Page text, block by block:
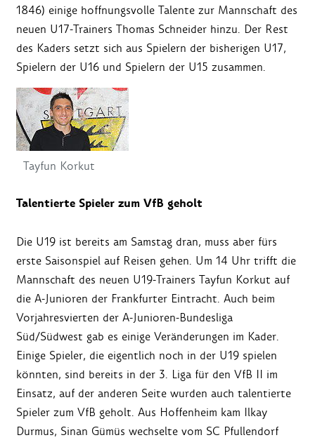
1846) einige hoffnungsvolle Talente zur Mannschaft des
neuen U17-Trainers Thomas Schneider hinzu. Der Rest
des Kaders setzt sich aus Spielern der bisherigen U17,
Spielern der U16 und Spielern der U15 zusammen.
Tayfun Korkut
Talentierte Spieler zum VfB geholt
Die U19 ist bereits am Samstag dran, muss aber fürs
erste Saisonspiel auf Reisen gehen. Um 14 Uhr trifft die
Mannschaft des neuen U19-Trainers Tayfun Korkut auf
die A-Junioren der Frankfurter Eintracht. Auch beim
Vorjahresvierten der A-Junioren-Bundesliga
Süd/Südwest gab es einige Veränderungen im Kader.
Einige Spieler, die eigentlich noch in der U19 spielen
könnten, sind bereits in der 3. Liga für den VfB II im
Einsatz, auf der anderen Seite wurden auch talentierte
Spieler zum VfB geholt. Aus Hoffenheim kam Ilkay
Durmus, Sinan Gümüs wechselte vom SC Pfullendorf